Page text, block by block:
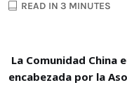
READ IN 3 MINUTES
La Comunidad China
encabezada por la